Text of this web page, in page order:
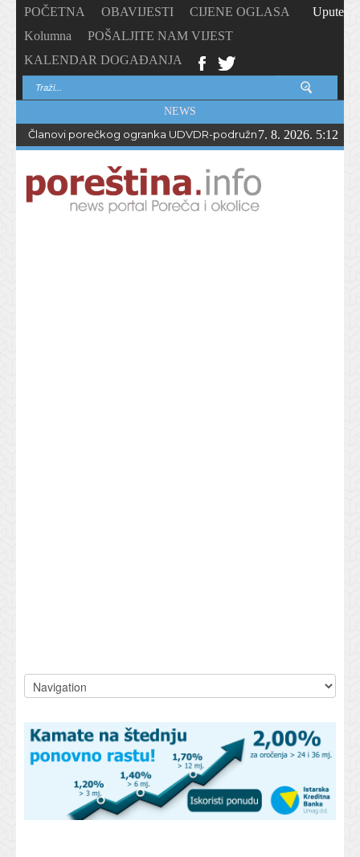
POČETNA OBAVIJESTI
CIJENE OGLASA
Kolumna
POŠALJITE NAM VIJEST
KALENDAR DOGAĐANJA
Upute
NEWS
Članovi porečkog ogranka UDVDR-podružnice Istarske
7. 8. 2026. 5:12